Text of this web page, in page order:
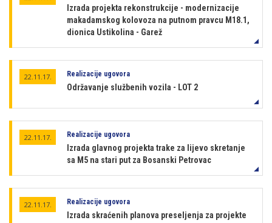
Izrada projekta rekonstrukcije - modernizacije
makadamskog kolovoza na putnom pravcu M18.1,
dionica Ustikolina - Garež
22.11.17. Realizacije ugovora
Održavanje službenih vozila - LOT 2
22.11.17. Realizacije ugovora
Izrada glavnog projekta trake za lijevo skretanje
sa M5 na stari put za Bosanski Petrovac
22.11.17. Realizacije ugovora
Izrada skraćenih planova preseljenja za projekte